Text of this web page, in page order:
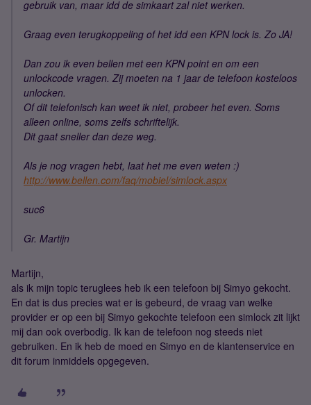
gebruik van, maar idd de simkaart zal niet werken.
Graag even terugkoppeling of het idd een KPN lock is. Zo JA!
Dan zou ik even bellen met een KPN point en om een
unlockcode vragen. Zij moeten na 1 jaar de telefoon kosteloos
unlocken.
Of dit telefonisch kan weet ik niet, probeer het even. Soms
alleen online, soms zelfs schriftelijk.
Dit gaat sneller dan deze weg.
Als je nog vragen hebt, laat het me even weten :)
http://www.bellen.com/faq/mobiel/simlock.aspx
suc6
Gr. Martijn
Martijn,
als ik mijn topic teruglees heb ik een telefoon bij Simyo gekocht.
En dat is dus precies wat er is gebeurd, de vraag van welke
provider er op een bij Simyo gekochte telefoon een simlock zit lijkt
mij dan ook overbodig. Ik kan de telefoon nog steeds niet
gebruiken. En ik heb de moed en Simyo en de klantenservice en
dit forum inmiddels opgegeven.